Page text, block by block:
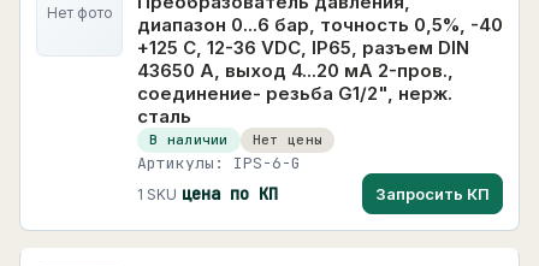
Аксессуары, ЗИП и расходные материалы
Нет фото
диапазон 0...6 бар, точность 0,5%, -40
+125 С, 12-36 VDC, IP65, разъем DIN
43650 A, выход 4...20 мА 2-пров.,
соединение- резьба G1/2", нерж.
сталь
В наличии Нет цены
Артикулы: IPS-6-G
1 SKU цена по КП Запросить КП